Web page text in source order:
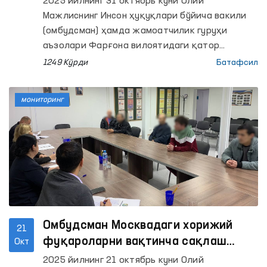
Мажлиснинг Инсон ҳуқуқлари бўйича вакили
(омбудсман) ҳамда жамоатчилик гуруҳи
аъзолари Фарғона вилоятидаги қатор
ҳаракатланиш эркинлиги чекланган шахслар
ташрифини амалга оширди.
1249 Кўрди Батафсил
21
Окт
Омбудсман Москвадаги хорижий
фуқароларни вақтинча сақлаш
марказида бўлиб, юртдошларимиз
2025 йилнинг 21 октябрь куни Олий
мониторинг